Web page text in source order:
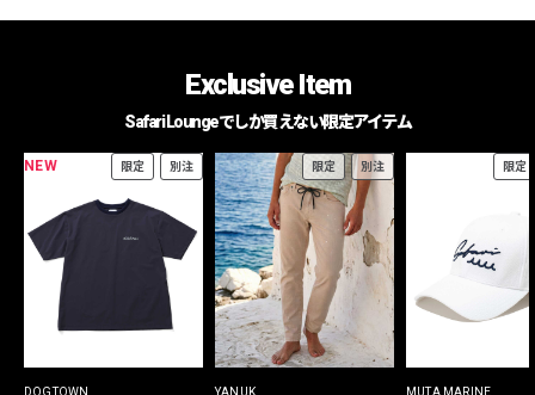
Exclusive Item
Safari Loungeでしか買えない限定アイテム
NEW 限定 別注
DOGTOWN
限定 別注
YANUK
限定
MUTA MARINE